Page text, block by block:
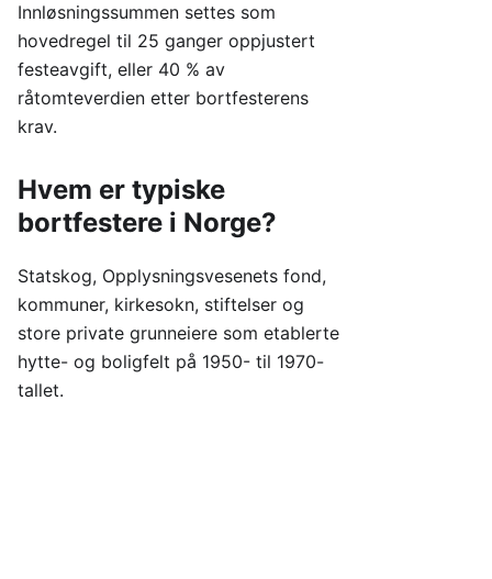
Innløsningssummen settes som
hovedregel til 25 ganger oppjustert
festeavgift, eller 40 % av
råtomteverdien etter bortfesterens
krav.
Hvem er typiske
bortfestere i Norge?
Statskog, Opplysningsvesenets fond,
kommuner, kirkesokn, stiftelser og
store private grunneiere som etablerte
hytte- og boligfelt på 1950- til 1970-
tallet.